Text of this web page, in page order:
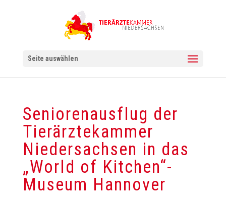
Seite auswählen
Seniorenausflug der
Tierärztekammer
Niedersachsen in das
„World of Kitchen“-
Museum Hannover